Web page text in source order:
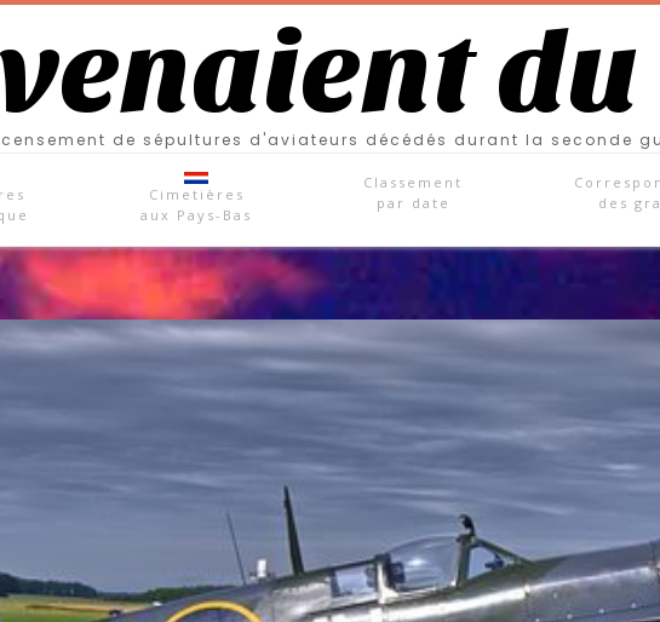
de sépultures d'aviateurs décédés durant la seconde
Cimetières
aux Pays-Bas
Classement
par date
des